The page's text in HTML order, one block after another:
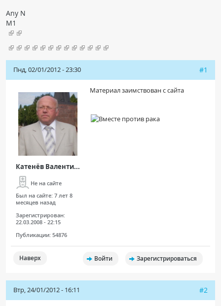
Any N
M1
Пнд, 02/01/2012 - 23:30 #1
Катенёв Валенти...
Не на сайте
Был на сайте: 7 лет 8
месяцев назад
Зарегистрирован:
22.03.2008 - 22:15
Публикации: 54876
Материал заимствован с сайта
Наверх Войти Зарегистрироваться
Втр, 24/01/2012 - 16:11 #2